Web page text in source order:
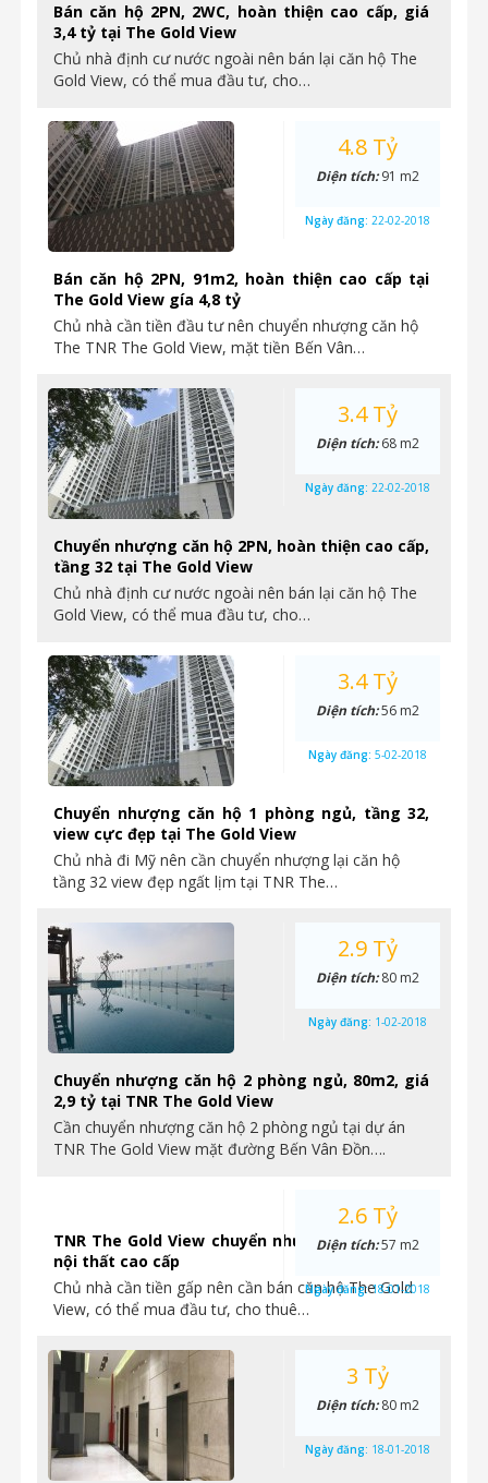
Bán căn hộ 2PN, 2WC, hoàn thiện cao cấp, giá
3,4 tỷ tại The Gold View
Chủ nhà định cư nước ngoài nên bán lại căn hộ The
Gold View, có thể mua đầu tư, cho…
Bán căn hộ 2PN, 91m2, hoàn thiện cao cấp tại
The Gold View gía 4,8 tỷ
Chủ nhà cần tiền đầu tư nên chuyển nhượng căn hộ
The TNR The Gold View, mặt tiền Bến Vân…
4.8 Tỷ
Diện tích:91 m2
Ngày đăng: 22-02-2018
Chuyển nhượng căn hộ 2PN, hoàn thiện cao cấp,
tầng 32 tại The Gold View
Chủ nhà định cư nước ngoài nên bán lại căn hộ The
Gold View, có thể mua đầu tư, cho…
3.4 Tỷ
Diện tích:68 m2
Ngày đăng: 22-02-2018
Chuyển nhượng căn hộ 1 phòng ngủ, tầng 32,
view cực đẹp tại The Gold View
Chủ nhà đi Mỹ nên cần chuyển nhượng lại căn hộ
tầng 32 view đẹp ngất lịm tại TNR The…
3.4 Tỷ
Diện tích:56 m2
Ngày đăng: 5-02-2018
Chuyển nhượng căn hộ 2 phòng ngủ, 80m2, giá
2,9 tỷ tại TNR The Gold View
Cần chuyển nhượng căn hộ 2 phòng ngủ tại dự án
TNR The Gold View mặt đường Bến Vân Đồn….
2.9 Tỷ
Diện tích:80 m2
Ngày đăng: 1-02-2018
TNR The Gold View chuyển nhượng căn hộ 1PN
nội thất cao cấp
Chủ nhà cần tiền gấp nên cần bán căn hộ The Gold
View, có thể mua đầu tư, cho thuê…
2.6 Tỷ
Diện tích:57 m2
Ngày đăng:18-01-2018
3 Tỷ
Diện tích:80 m2
Ngày đăng: 18-01-2018